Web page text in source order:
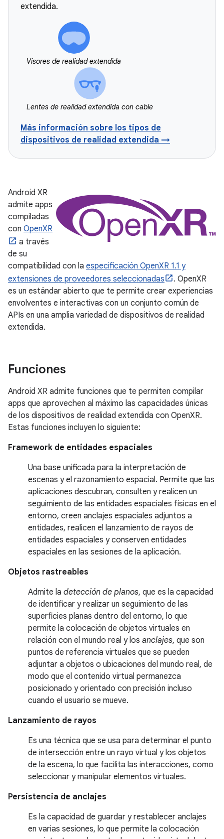
extendida.
Visores de realidad extendida
Lentes de realidad extendida con cable
Más información sobre los tipos de
dispositivos de realidad extendida →
Android XR
admite apps
compiladas
con OpenXR
a través
de su
compatibilidad con la especificación OpenXR 1.1 y
extensiones de proveedores seleccionadas
. OpenXR
es un estándar abierto que te permite crear experiencias
envolventes e interactivas con un conjunto común de
APIs en una amplia variedad de dispositivos de realidad
extendida.
Funciones
Android XR admite funciones que te permiten compilar
apps que aprovechen al máximo las capacidades únicas
de los dispositivos de realidad extendida con OpenXR.
Estas funciones incluyen lo siguiente:
Framework de entidades espaciales
Una base unificada para la interpretación de
escenas y el razonamiento espacial. Permite que las
aplicaciones descubran, consulten y realicen un
seguimiento de las entidades espaciales físicas en el
entorno, creen anclajes espaciales adjuntos a
entidades, realicen el lanzamiento de rayos de
entidades espaciales y conserven entidades
espaciales en las sesiones de la aplicación.
Objetos rastreables
Admite la detección de planos, que es la capacidad
de identificar y realizar un seguimiento de las
superficies planas dentro del entorno, lo que
permite la colocación de objetos virtuales en
relación con el mundo real y los anclajes, que son
puntos de referencia virtuales que se pueden
adjuntar a objetos o ubicaciones del mundo real, de
modo que el contenido virtual permanezca
posicionado y orientado con precisión incluso
cuando el usuario se mueve.
Lanzamiento de rayos
Es una técnica que se usa para determinar el punto
de intersección entre un rayo virtual y los objetos
de la escena, lo que facilita las interacciones, como
seleccionar y manipular elementos virtuales.
Persistencia de anclajes
Es la capacidad de guardar y restablecer anclajes
en varias sesiones, lo que permite la colocación